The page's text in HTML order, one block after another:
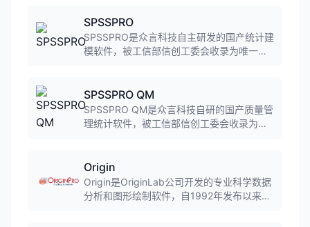
SPSSPRO
SPSSPRO是众言科技自主研发的国产统计建
模软件，被工信部信创工委会收录为唯一统
域，支持拖拽式零代码操作，一键生成符合
学术规范的智能分析报告。
SPSSPRO QM
SPSSPRO QM是众言科技自研的国产质量管
理统计软件，被工信部信创工委会收录为唯
析、DOE实验设计等质量管理全流程，支持
拖拽式零代码操作，一键生成智能分析报
告。
Origin
Origin是OriginLab公司开发的专业科学数据
分析和图形绘制软件，自1992年发布以来已